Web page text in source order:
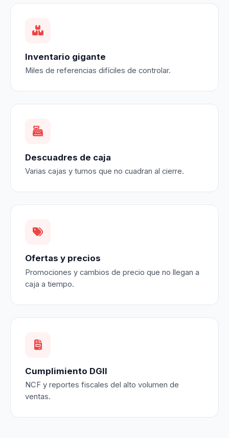
Inventario gigante
Miles de referencias difíciles de controlar.
Descuadres de caja
Varias cajas y turnos que no cuadran al cierre.
Ofertas y precios
Promociones y cambios de precio que no llegan a
caja a tiempo.
Cumplimiento DGII
NCF y reportes fiscales del alto volumen de
ventas.